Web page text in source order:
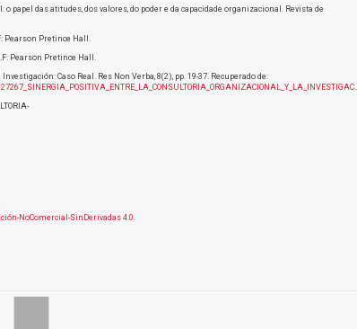
papel das atitudes, dos valores, do poder e da capacidade organizacional. Revista de
Pearson Pretince Hall.
Pearson Pretince Hall.
Caso Real. Res Non Verba, 8(2), pp. 19-37. Recuperado de:
NoComercial-SinDerivadas 4.0.